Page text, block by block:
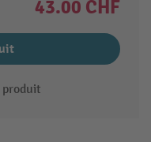
43.00 CHF
produit